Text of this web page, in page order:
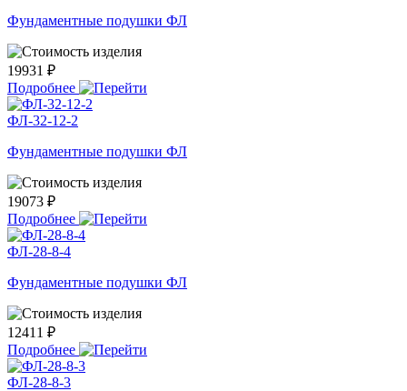
Фундаментные подушки ФЛ
19931 ₽
Подробнее
ФЛ-32-12-2
Фундаментные подушки ФЛ
19073 ₽
Подробнее
ФЛ-28-8-4
Фундаментные подушки ФЛ
12411 ₽
Подробнее
ФЛ-28-8-3